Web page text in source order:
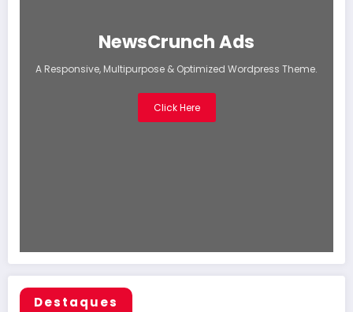
NewsCrunch Ads
A Responsive, Multipurpose & Optimized Wordpress Theme.
Click Here
Destaques